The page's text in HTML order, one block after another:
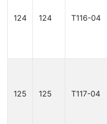
124 124 Т116-04
125 125 Т117-04